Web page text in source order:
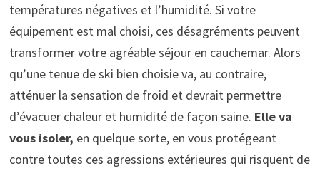
températures négatives et l’humidité. Si votre
équipement est mal choisi, ces désagréments peuvent
transformer votre agréable séjour en cauchemar. Alors
qu’une tenue de ski bien choisie va, au contraire,
atténuer la sensation de froid et devrait permettre
d’évacuer chaleur et humidité de façon saine. Elle va
vous isoler, en quelque sorte, en vous protégeant
contre toutes ces agressions extérieures qui risquent de